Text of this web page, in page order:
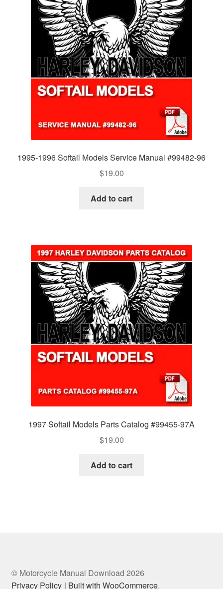
1995-1996 Softail Models Service Manual #99482-96
$19.00
Add to cart
1997 Softail Models Parts Catalog #99455-97A
$19.00
Add to cart
© Motorcycle Manual Download 2026
Privacy Policy
Built with WooCommerce.